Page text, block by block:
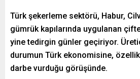
Türk şekerleme sektörü, Habur,
gümrük kapılarında uygulanan
yine tedirgin günler geçiriyor.
durumun Türk ekonomisine,
darbe vurduğu görüşünde.